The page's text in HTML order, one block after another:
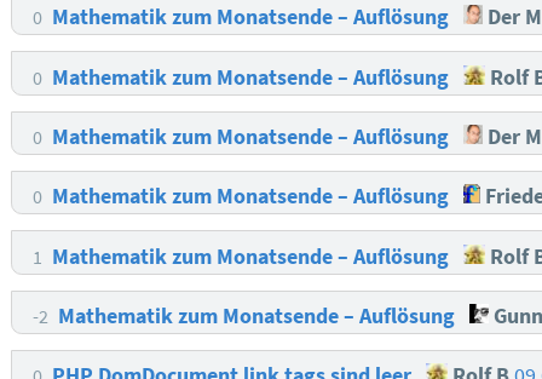
0 Mathematik zum Monatsende – Auflösung Der
0 Mathematik zum Monatsende – Auflösung Rolf
0 Mathematik zum Monatsende – Auflösung Der
0 Mathematik zum Monatsende – Auflösung
1 Mathematik zum Monatsende – Auflösung Rolf
-2 Mathematik zum Monatsende – Auflösung